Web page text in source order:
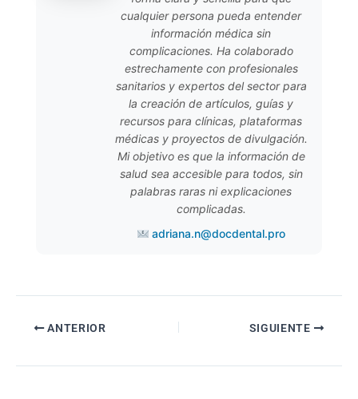
cualquier persona pueda entender
información médica sin
complicaciones. Ha colaborado
estrechamente con profesionales
sanitarios y expertos del sector para
la creación de artículos, guías y
recursos para clínicas, plataformas
médicas y proyectos de divulgación.
Mi objetivo es que la información de
salud sea accesible para todos, sin
palabras raras ni explicaciones
complicadas.
adriana.n@docdental.pro
Navegación
entradas
ANTERIOR SIGUIENTE